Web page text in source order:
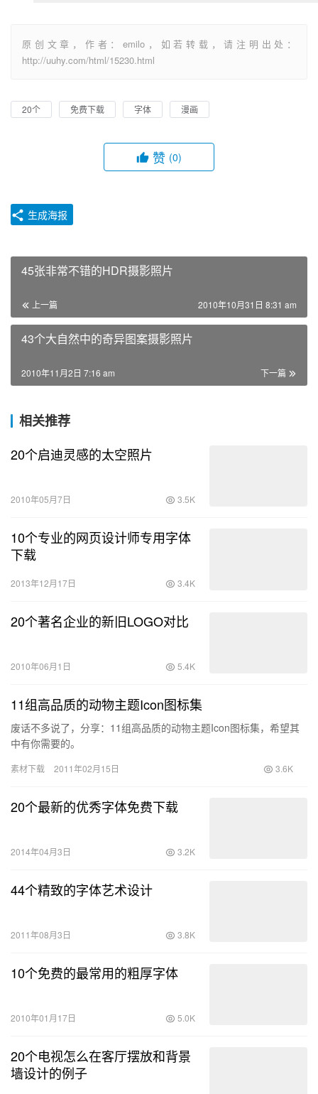
原创文章，作者：emilo，如若转载，请注明出处：
http://uuhy.com/html/15230.html
20个 免费下载 字体 漫画
赞 (0)
生成海报
45张非常不错的HDR摄影照片
上一篇 2010年10月31日 8:31 am
43个大自然中的奇异图案摄影照片
下一篇
2010年11月2日 7:16 am
相关推荐
20个启迪灵感的太空照片
2010年05月7日 3.5K
10个专业的网页设计师专用字体
下载
2013年12月17日 3.4K
20个著名企业的新旧LOGO对比
2010年06月1日 5.4K
11组高品质的动物主题Icon图标集
废话不多说了，分享：11组高品质的动物主题Icon图标集，希望其
中有你需要的。
素材下载 2011年02月15日 3.6K
20个最新的优秀字体免费下载
2014年04月3日 3.2K
44个精致的字体艺术设计
2011年08月3日 3.8K
10个免费的最常用的粗厚字体
2010年01月17日 5.0K
20个电视怎么在客厅摆放和背景
墙设计的例子